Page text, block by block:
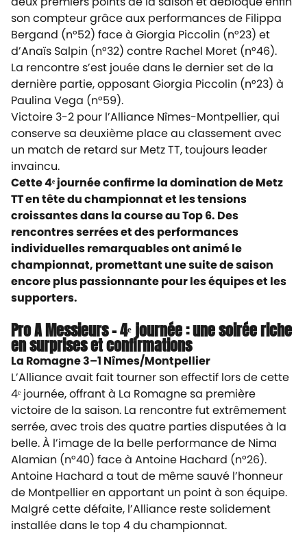
son compteur grâce aux performances de Filippa
Bergand (n°52) face à Giorgia Piccolin (n°23) et
d’Anaïs Salpin (n°32) contre Rachel Moret (n°46).
La rencontre s’est jouée dans le dernier set de la
dernière partie, opposant Giorgia Piccolin (n°23) à
Paulina Vega (n°59).
Victoire 3-2 pour l’Alliance Nîmes-Montpellier, qui
conserve sa deuxième place au classement avec
un match de retard sur Metz TT, toujours leader
invaincu.
Cette 4ᵉ journée confirme la domination de Metz
TT en tête du championnat et les tensions
croissantes dans la course au Top 6. Des
rencontres serrées et des performances
individuelles remarquables ont animé le
championnat, promettant une suite de saison
encore plus passionnante pour les équipes et les
supporters.
Pro A Messieurs – 4ᵉ journée : une soirée riche
en surprises et confirmations
La Romagne 3–1 Nîmes/Montpellier
L’Alliance avait fait tourner son effectif lors de cette
4ᵉ journée, offrant à La Romagne sa première
victoire de la saison. La rencontre fut extrêmement
serrée, avec trois des quatre parties disputées à la
belle. À l’image de la belle performance de Nima
Alamian (n°40) face à Antoine Hachard (n°26).
Antoine Hachard a tout de même sauvé l’honneur
de Montpellier en apportant un point à son équipe.
Malgré cette défaite, l’Alliance reste solidement
installée dans le top 4 du championnat.